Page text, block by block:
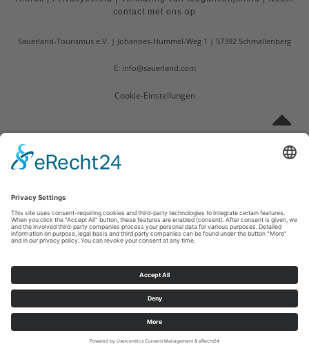
contact met ons op
Sauerland-Tourismus e.V. Johannes-Hummel-Weg 1 57392 Schmallenberg
E: info@sauerland.com
Cookie-Einstellungen